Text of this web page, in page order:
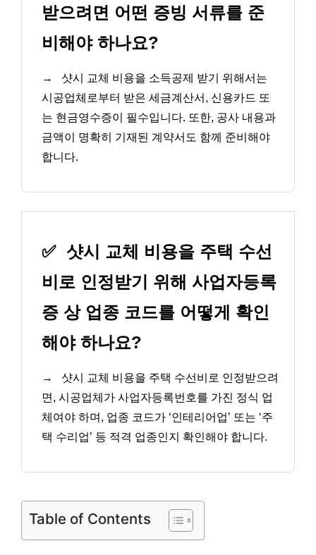
받으려면 어떤 증빙 서류를 준
비해야 하나요?
→
샷시 교체 비용을 소득공제 받기 위해서는
시공업체로부터 받은 세금계산서, 신용카드 또
는 현금영수증이 필수입니다. 또한, 공사 내용과
금액이 명확히 기재된 계약서도 함께 준비해야
합니다.
✅ 샷시 교체 비용을 주택 수선
비로 인정받기 위해 사업자등록
증 상 업종 코드를 어떻게 확인
해야 하나요?
→
샷시 교체 비용을 주택 수선비로 인정받으려
면, 시공업체가 사업자등록번호를 가진 정식 업
체여야 하며, 업종 코드가 ‘인테리어업’ 또는 ‘주
택 수리업’ 등 적격 업종인지 확인해야 합니다.
Table of Contents